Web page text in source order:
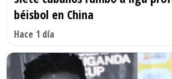
béisbol en China
Hace 1 día